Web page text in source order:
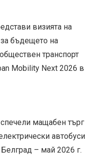
визията на
бъдещето на
транспорт
Mobility Next 2026 в
мащабен търг
автобуси
– май 2026 г.